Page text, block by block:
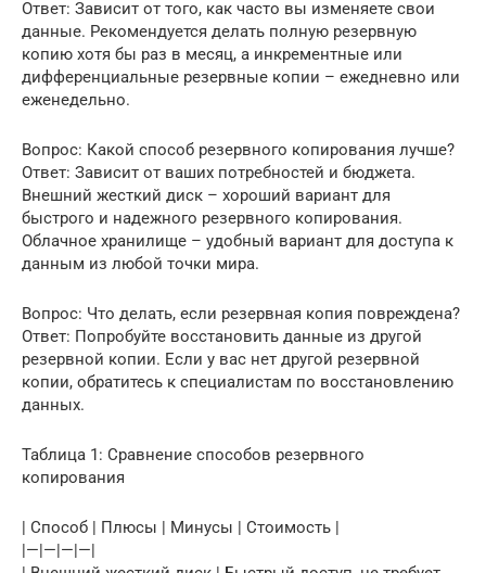
Ответ: Зависит от того, как часто вы изменяете свои
данные. Рекомендуется делать полную резервную
копию хотя бы раз в месяц, а инкрементные или
дифференциальные резервные копии – ежедневно или
еженедельно.
Вопрос: Какой способ резервного копирования лучше?
Ответ: Зависит от ваших потребностей и бюджета.
Внешний жесткий диск – хороший вариант для
быстрого и надежного резервного копирования.
Облачное хранилище – удобный вариант для доступа к
данным из любой точки мира.
Вопрос: Что делать, если резервная копия повреждена?
Ответ: Попробуйте восстановить данные из другой
резервной копии. Если у вас нет другой резервной
копии, обратитесь к специалистам по восстановлению
данных.
Таблица 1: Сравнение способов резервного
копирования
| Способ | Плюсы | Минусы | Стоимость |
|—|—|—|—|